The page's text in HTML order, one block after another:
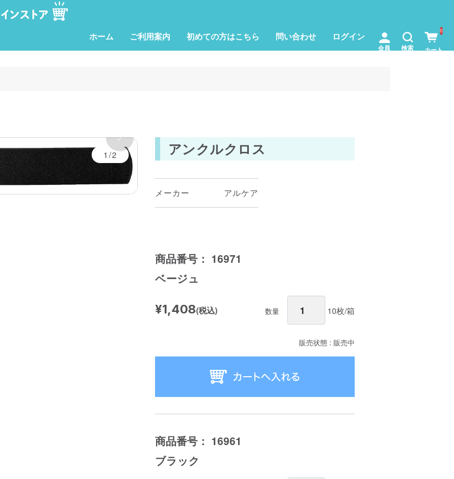
ホーム ご利用案内 初めての方はこちら 問い合わせ ログイン 0
1/2 アンクルクロス
メーカー アルケア
商品番号： 16971
ベージュ
販売状態 : 販売中
¥1,408(税込) 数量 10枚/箱
商品番号： 16961
ブラック